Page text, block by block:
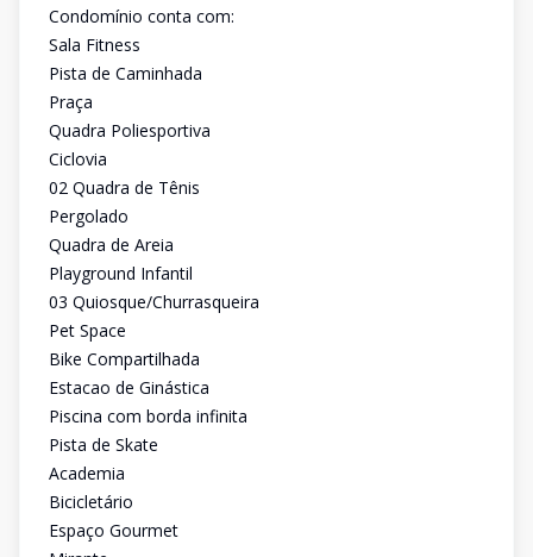
Condomínio conta com:
Sala Fitness
Pista de Caminhada
Praça
Quadra Poliesportiva
Ciclovia
02 Quadra de Tênis
Pergolado
Quadra de Areia
Playground Infantil
03 Quiosque/Churrasqueira
Pet Space
Bike Compartilhada
Estacao de Ginástica
Piscina com borda infinita
Pista de Skate
Academia
Bicicletário
Espaço Gourmet